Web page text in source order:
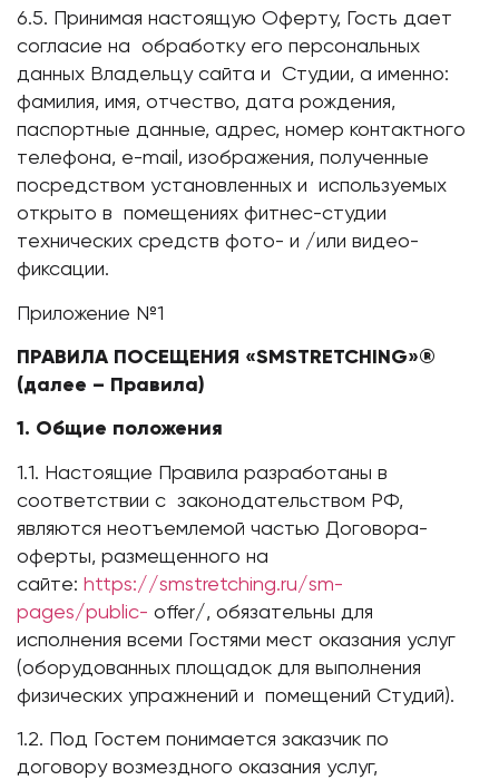
6.5. Принимая настоящую Оферту, Гость дает
согласие на обработку его персональных
данных Владельцу сайта и Студии, а именно:
фамилия, имя, отчество, дата рождения,
паспортные данные, адрес, номер контактного
телефона, e-mail, изображения, полученные
посредством установленных и используемых
открыто в помещениях фитнес-студии
технических средств фото- и /или видео-
фиксации.
Приложение №1
ПРАВИЛА ПОСЕЩЕНИЯ «SMSTRETCHING»®
(далее – Правила)
1. Общие положения
1.1. Настоящие Правила разработаны в
соответствии с законодательством РФ,
являются неотъемлемой частью Договора-
оферты, размещенного на
сайте: https://smstretching.ru/sm-
pages/public- offer/, обязательны для
исполнения всеми Гостями мест оказания услуг
(оборудованных площадок для выполнения
физических упражнений и помещений Студий).
1.2. Под Гостем понимается заказчик по
договору возмездного оказания услуг,